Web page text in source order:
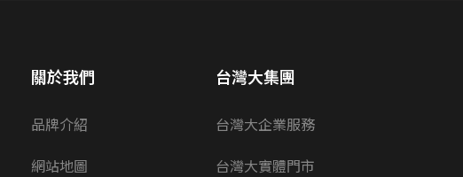
關於我們
品牌介紹
網站地圖
台灣大集團
台灣大企業服務
台灣大實體門市